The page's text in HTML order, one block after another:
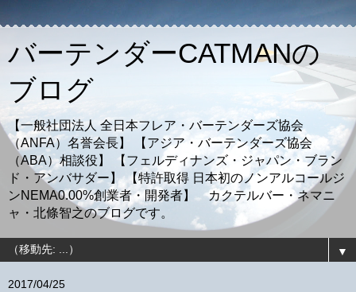
バーテンダーCATMANの
ブログ
【一般社団法人 全日本フレア・バーテンダーズ協会
（ANFA）名誉会長】 【アジア・バーテンダーズ協会
（ABA）相談役】 【フェルディナンズ・ジャパン・ブラン
ド・アンバサダー】 【特許取得 日本初のノンアルコールジ
ンNEMA0.00%創業者・開発者】 カクテルバー・ネマニ
ャ・北條智之のブログです。
▼
2017/04/25